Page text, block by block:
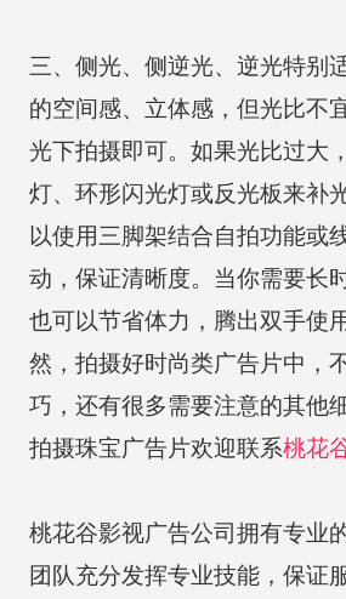
三、侧光、侧逆光、逆光特别
的空间感、立体感，但光比不
光下拍摄即可。如果光比过大
灯、环形闪光灯或反光板来补
以使用三脚架结合自拍功能或
动，保证清晰度。当你需要长
也可以节省体力，腾出双手使
然，拍摄好时尚类广告片中，
巧，还有很多需要注意的其他
拍摄珠宝广告片欢迎联系桃花
桃花谷影视广告公司拥有专业
团队充分发挥专业技能，保证